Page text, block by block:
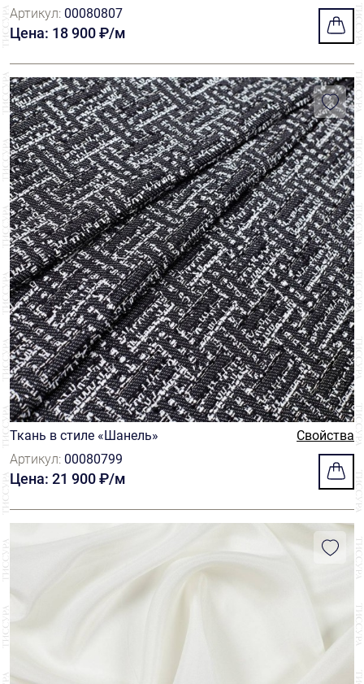
Артикул: 00080807
Цена: 18 900 ₽/м
Ткань в стиле «Шанель»
Свойства
Артикул: 00080799
Цена: 21 900 ₽/м